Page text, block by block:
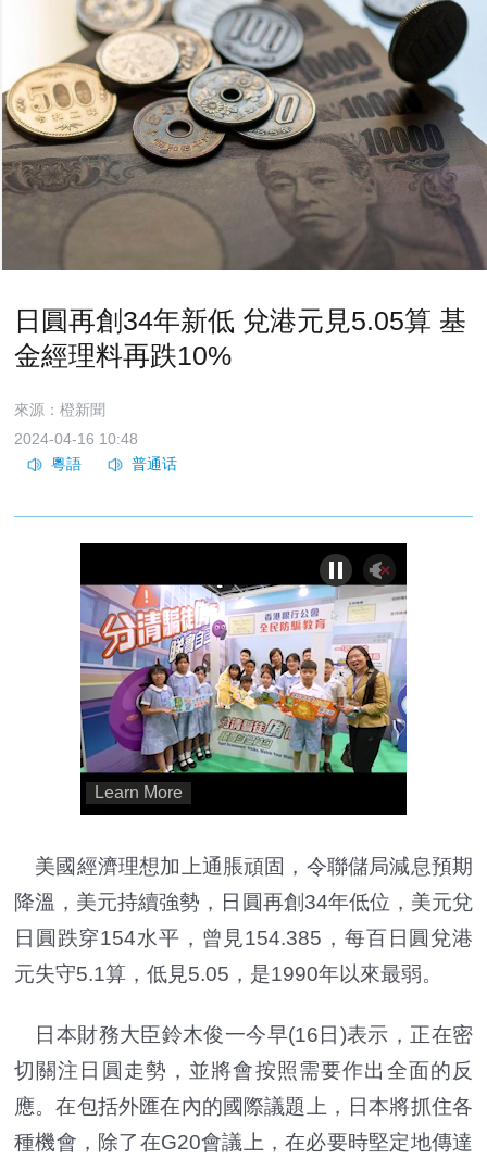
日圓再創34年新低 兌港元見5.05算 基
金經理料再跌10%
來源：橙新聞
2024-04-16 10:48
美國經濟理想加上通脹頑固，令聯儲局減息預期
降溫，美元持續強勢，日圓再創34年低位，美元兌
日圓跌穿154水平，曾見154.385，每百日圓兌港
元失守5.1算，低見5.05，是1990年以來最弱。
日本財務大臣鈴木俊一今早(16日)表示，正在密
切關注日圓走勢，並將會按照需要作出全面的反
應。在包括外匯在內的國際議題上，日本將抓住各
種機會，除了在G20會議上，在必要時堅定地傳達